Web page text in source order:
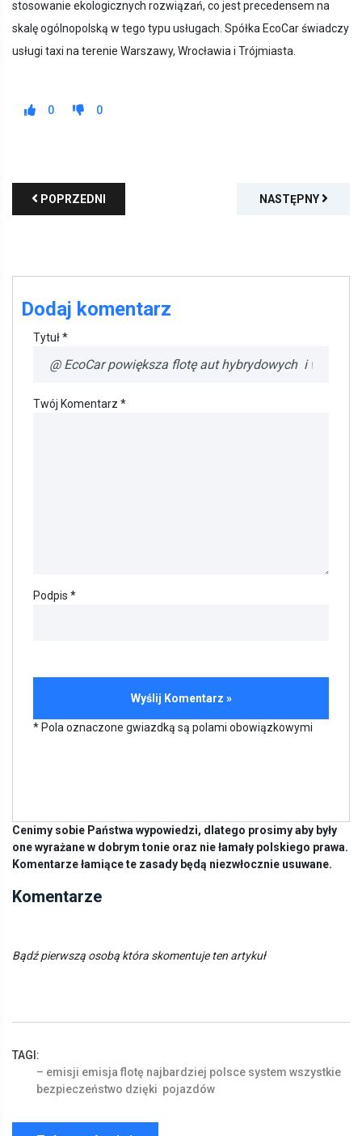
stosowanie ekologicznych rozwiązań, co jest precedensem na
skalę ogólnopolską w tego typu usługach. Spółka EcoCar świadczy
usługi taxi na terenie Warszawy, Wrocławia i Trójmiasta.
0 0
POPRZEDNI NASTĘPNY
Dodaj komentarz
Tytuł *
Twój Komentarz *
Podpis *
* Pola oznaczone gwiazdką są polami obowiązkowymi
Cenimy sobie Państwa wypowiedzi, dlatego prosimy aby były
one wyrażane w dobrym tonie oraz nie łamały polskiego prawa.
Komentarze łamiące te zasady będą niezwłocznie usuwane.
Komentarze
Bądź pierwszą osobą która skomentuje ten artykuł
TAGI:
– emisji emisja flotę najbardziej polsce system wszystkie
bezpieczeństwo dzięki pojazdów